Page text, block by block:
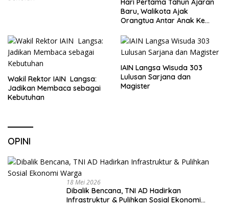
Baru, Walikota Ajak
Orangtua Antar Anak Ke
Wakil Rektor IAIN Langsa:
Jadikan Membaca sebagai
Kebutuhan
IAIN Langsa Wisuda 303
Lulusan Sarjana dan
Magister
OPINI
18 Mei 2026
Dibalik Bencana, TNI AD Hadirkan
Infrastruktur & Pulihkan Sosial Ekonomi